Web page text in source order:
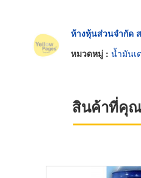
ห้างหุ้นส่วนจำกัด
หมวดหมู่ : น้ำมันเ
สินค้าที่คุ